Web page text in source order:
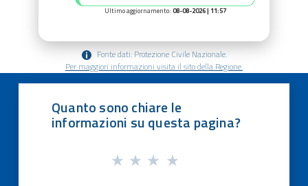
Ultimo aggiornamento: 08-08-2026 | 11:57
Fonte dati: Protezione Civile Nazionale.
Per maggiori informazioni visita il sito della Regione.
Quanto sono chiare le
informazioni su questa pagina?